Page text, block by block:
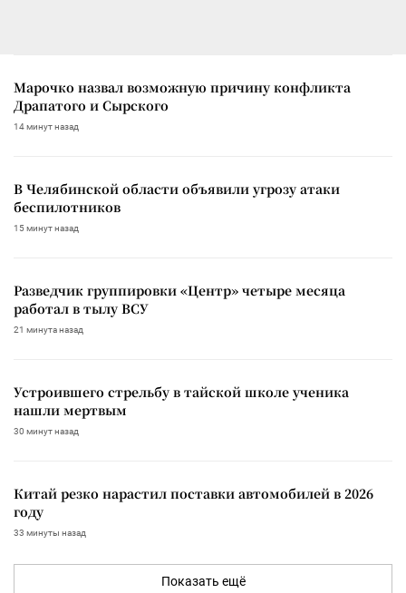
Марочко назвал возможную причину конфликта
Драпатого и Сырского
14 минут назад
В Челябинской области объявили угрозу атаки
беспилотников
15 минут назад
Разведчик группировки «Центр» четыре месяца
работал в тылу ВСУ
21 минута назад
Устроившего стрельбу в тайской школе ученика
нашли мертвым
30 минут назад
Китай резко нарастил поставки автомобилей в 2026
году
33 минуты назад
Показать ещё